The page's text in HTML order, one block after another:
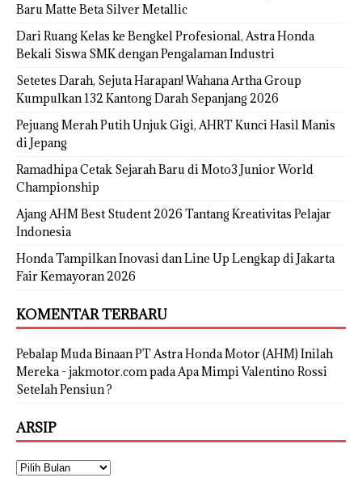
Baru Matte Beta Silver Metallic
Dari Ruang Kelas ke Bengkel Profesional, Astra Honda
Bekali Siswa SMK dengan Pengalaman Industri
Setetes Darah, Sejuta Harapan! Wahana Artha Group
Kumpulkan 132 Kantong Darah Sepanjang 2026
Pejuang Merah Putih Unjuk Gigi, AHRT Kunci Hasil Manis
di Jepang
Ramadhipa Cetak Sejarah Baru di Moto3 Junior World
Championship
Ajang AHM Best Student 2026 Tantang Kreativitas Pelajar
Indonesia
Honda Tampilkan Inovasi dan Line Up Lengkap di Jakarta
Fair Kemayoran 2026
KOMENTAR TERBARU
Pebalap Muda Binaan PT Astra Honda Motor (AHM) Inilah
Mereka - jakmotor.compada Apa Mimpi Valentino Rossi
Setelah Pensiun ?
ARSIP